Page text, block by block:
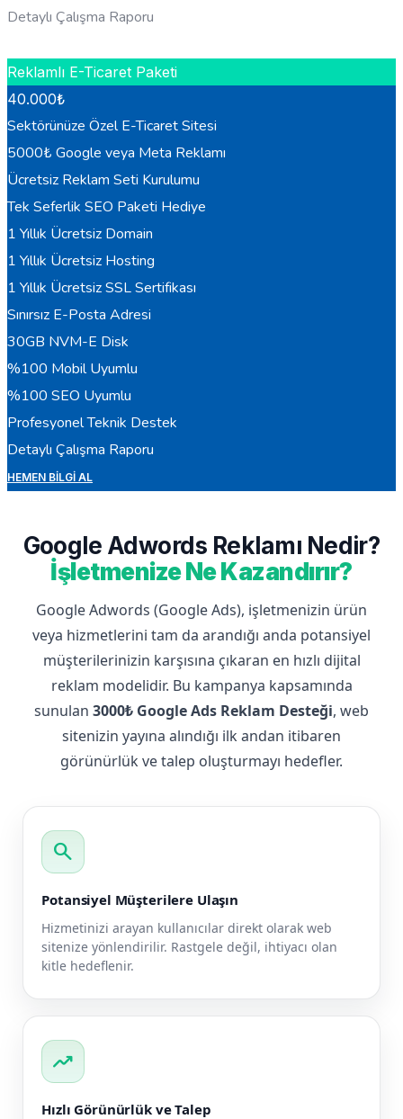
Detaylı Çalışma Raporu
Reklamlı E-Ticaret Paketi
40.000₺
Sektörünüze Özel E-Ticaret Sitesi
5000₺ Google veya Meta Reklamı
Ücretsiz Reklam Seti Kurulumu
Tek Seferlik SEO Paketi Hediye
1 Yıllık Ücretsiz Domain
1 Yıllık Ücretsiz Hosting
1 Yıllık Ücretsiz SSL Sertifikası
Sınırsız E-Posta Adresi
30GB NVM-E Disk
%100 Mobil Uyumlu
%100 SEO Uyumlu
Profesyonel Teknik Destek
Detaylı Çalışma Raporu
HEMEN BILGI AL
Google Adwords Reklamı Nedir?
İşletmenize Ne Kazandırır?
Google Adwords (Google Ads), işletmenizin ürün
veya hizmetlerini tam da arandığı anda potansiyel
müşterilerinizin karşısına çıkaran en hızlı dijital
reklam modelidir. Bu kampanya kapsamında
sunulan 3000₺ Google Ads Reklam Desteği, web
sitenizin yayına alındığı ilk andan itibaren
görünürlük ve talep oluşturmayı hedefler.
search
Potansiyel Müşterilere Ulaşın
Hizmetinizi arayan kullanıcılar direkt olarak web
sitenize yönlendirilir. Rastgele değil, ihtiyacı olan
kitle hedeflenir.
trending_up
Hızlı Görünürlük ve Talep